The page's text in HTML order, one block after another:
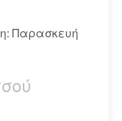
Παρασκευή